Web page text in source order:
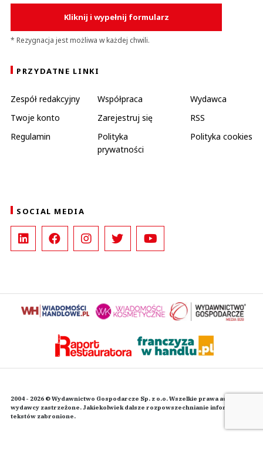
Kliknij i wypełnij formularz
* Rezygnacja jest możliwa w każdej chwili.
PRZYDATNE LINKI
Zespół redakcyjny Współpraca
Wydawca
Twoje konto
Zarejestruj się
RSS
Regulamin
Polityka
prywatności
Polityka cookies
SOCIAL MEDIA
2004 - 2026 © Wydawnictwo Gospodarcze Sp. z o.o. Wszelkie prawa autorskie
wydawcy zastrzeżone. Jakiekolwiek dalsze rozpowszechnianie informacji i
tekstów zabronione.